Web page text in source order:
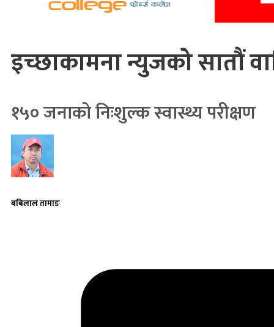
इच्छाकामना न्युजको सातौं
१५० जनाको निःशुल्क स्वास्थ्य परीक्षण
बबिलाल तामाङ